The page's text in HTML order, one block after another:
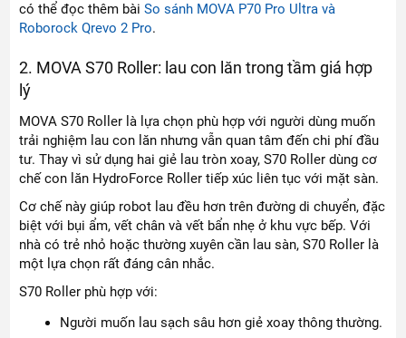
có thể đọc thêm bàiSo sánh MOVA P70 Pro Ultra và
Roborock Qrevo 2 Pro.
2. MOVA S70 Roller: lau con lăn trong tầm giá hợp
lý
MOVA S70 Roller là lựa chọn phù hợp với người dùng muốn
trải nghiệm lau con lăn nhưng vẫn quan tâm đến chi phí đầu
tư. Thay vì sử dụng hai giẻ lau tròn xoay, S70 Roller dùng cơ
chế con lăn HydroForce Roller tiếp xúc liên tục với mặt sàn.
Cơ chế này giúp robot lau đều hơn trên đường di chuyển, đặc
biệt với bụi ẩm, vết chân và vết bẩn nhẹ ở khu vực bếp. Với
nhà có trẻ nhỏ hoặc thường xuyên cần lau sàn, S70 Roller là
một lựa chọn rất đáng cân nhắc.
S70 Roller phù hợp với:
Người muốn lau sạch sâu hơn giẻ xoay thông thường.